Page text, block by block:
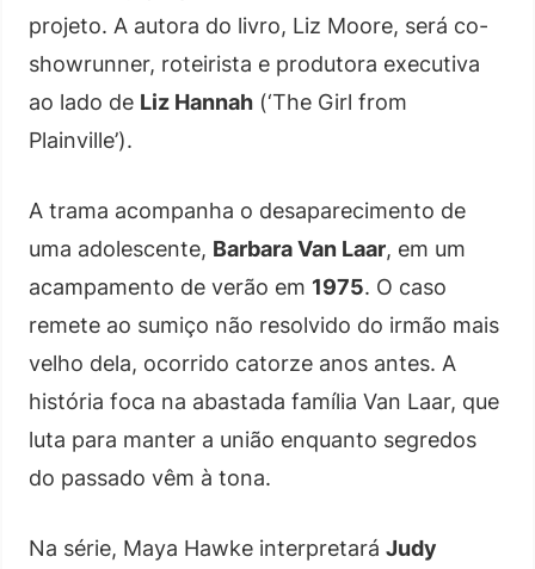
projeto. A autora do livro, Liz Moore, será co-
showrunner, roteirista e produtora executiva
ao lado de Liz Hannah (‘The Girl from
Plainville’).
A trama acompanha o desaparecimento de
uma adolescente, Barbara Van Laar, em um
acampamento de verão em 1975. O caso
remete ao sumiço não resolvido do irmão mais
velho dela, ocorrido catorze anos antes. A
história foca na abastada família Van Laar, que
luta para manter a união enquanto segredos
do passado vêm à tona.
Na série, Maya Hawke interpretará Judy